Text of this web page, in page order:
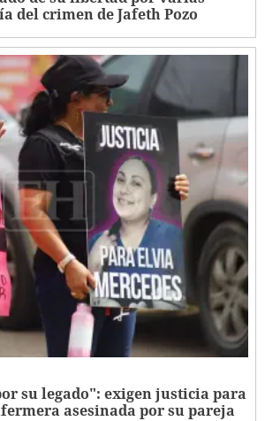
del crimen de Jafeth Pozo
su legado": exigen justicia para
asesinada por su pareja